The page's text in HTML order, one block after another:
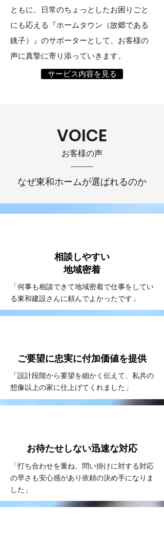
ともに、日常のちょっとしたお困りごと
にも応える『ホームタウン（故郷である
銚子）』のサポーターとして、お客様の
声に真摯に寄り添っていきます。
サービス内容を見る
VOICE
お客様の声
なぜ東和ホームが選ばれるのか
相談しやすい
​地域密着
「何事も相談できて地域密着で仕事をしてい
る東和建設さんに頼んでよかったです」
ご要望に忠実に付加価値を提供
「設計段階から要望を細かく伝えて、私共の
想像以上の家に仕上げてくれました」
お待たせしない​迅速な対応
「打ち合わせを重ね、問い掛けに対する対応
の早さも安心感があり依頼の決め手になりま
した」